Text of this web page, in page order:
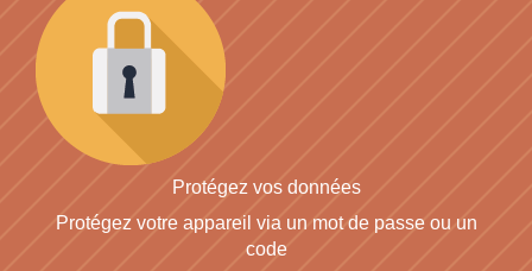
Protégez vos données
Protégez votre appareil via un mot de passe ou un
code